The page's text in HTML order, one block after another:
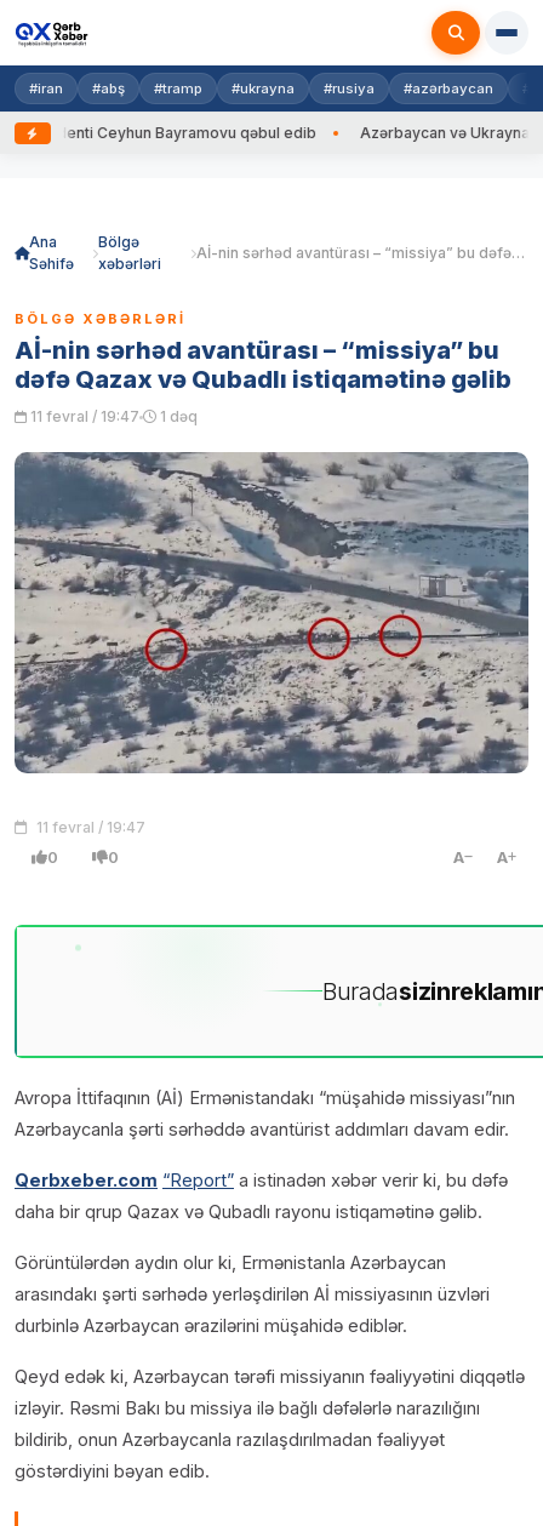
#iran #abş #tramp #ukrayna #rusiya #azərbaycan
Ceyhun Bayramovu qəbul edib Azərbaycan və Ukrayna XİN
Ana
Səhifə
Bölgə
xəbərləri
Aİ-nin sərhəd avantürası – “missiya” bu dəfə Qazax və Qubadlı istiqamətinə gəlib
BÖLGƏ XƏBƏRLƏRI
Aİ-nin sərhəd avantürası – “missiya” bu
dəfə Qazax və Qubadlı istiqamətinə gəlib
11 fevral / 19:47 1 dəq
11 fevral / 19:47
0 0 A A
Buradasizin
Avropa İttifaqının (Aİ) Ermənistandakı “müşahidə missiyası”nın
Azərbaycanla şərti sərhəddə avantürist addımları davam edir.
Qerbxeber.com “Report” a istinadən xəbər verir ki, bu dəfə
daha bir qrup Qazax və Qubadlı rayonu istiqamətinə gəlib.
Görüntülərdən aydın olur ki, Ermənistanla Azərbaycan
arasındakı şərti sərhədə yerləşdirilən Aİ missiyasının üzvləri
durbinlə Azərbaycan ərazilərini müşahidə ediblər.
Qeyd edək ki, Azərbaycan tərəfi missiyanın fəaliyyətini diqqətlə
izləyir. Rəsmi Bakı bu missiya ilə bağlı dəfələrlə narazılığını
bildirib, onun Azərbaycanla razılaşdırılmadan fəaliyyət
göstərdiyini bəyan edib.